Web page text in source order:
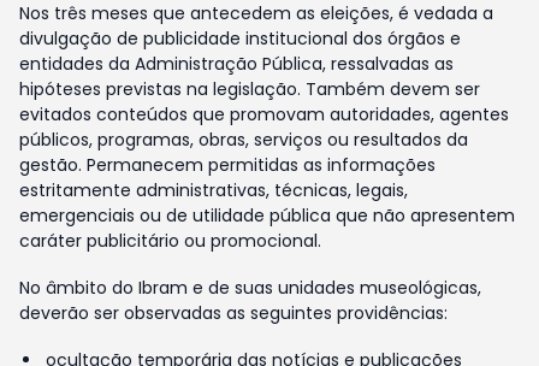
Nos três meses que antecedem as eleições, é vedada a
divulgação de publicidade institucional dos órgãos e
entidades da Administração Pública, ressalvadas as
hipóteses previstas na legislação. Também devem ser
evitados conteúdos que promovam autoridades, agentes
públicos, programas, obras, serviços ou resultados da
gestão. Permanecem permitidas as informações
estritamente administrativas, técnicas, legais,
emergenciais ou de utilidade pública que não apresentem
caráter publicitário ou promocional.
No âmbito do Ibram e de suas unidades museológicas,
deverão ser observadas as seguintes providências:
ocultação temporária das notícias e publicações